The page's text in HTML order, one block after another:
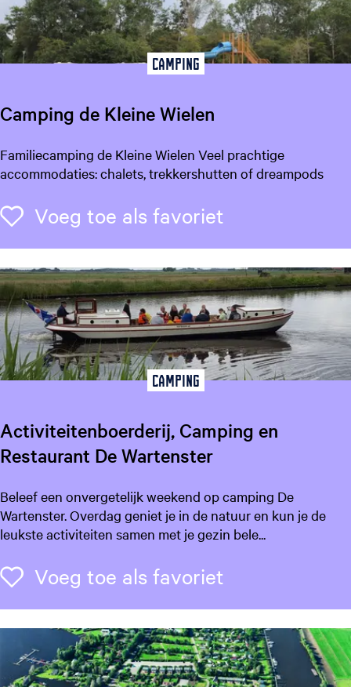
s
L
e
w
r
d
n
Camping de Kleine Wielen
C
a
p
n
g
d
e
K
e
i
W
i
l
e
n
Familiecamping de Kleine Wielen Veel prachtige
accommodaties: chalets, trekkershutten of dreampods
Camping
Voeg toe als favoriet
Activiteitenboerderij, Camping en
Restaurant De Wartenster
A
c
t
v
t
e
Beleef een onvergetelijk weekend op camping De
Wartenster. Overdag geniet je in de natuur en kun je de
leukste activiteiten samen met je gezin bele...
Camping
Voeg toe als favoriet